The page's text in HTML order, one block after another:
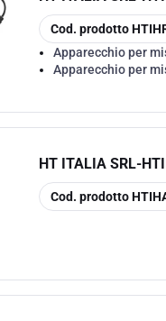
copia
Cod. prodotto
Apparecchio per
Apparecchio per
HT ITALIA SRL-
copia
Cod. prodotto